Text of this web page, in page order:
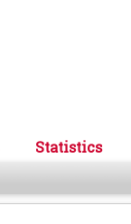
Statistics